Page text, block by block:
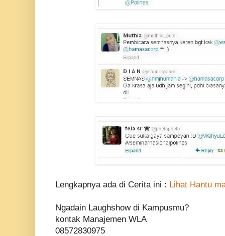
Lengkapnya ada di Cerita ini : Lihat Hantu
Ngadain Laughshow di Kampusmu?
kontak Manajemen WLA
08572830975